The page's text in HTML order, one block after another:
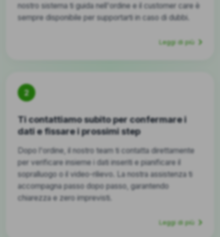
nostro sistema ti guida nell'ordine e il customer care è
sempre disponibile per supportarti in caso di dubbi.
Leggi di più
2
Ti contattiamo subito per confermare i
dati e fissare i prossimi step
Dopo l'ordine, il nostro team ti contatta direttamente
per verificare insieme i dati inseriti e pianificare il
sopralluogo o il video-rilievo. La nostra assistenza ti
accompagna passo dopo passo, garantendo
chiarezza e zero imprevisti.
Leggi di più